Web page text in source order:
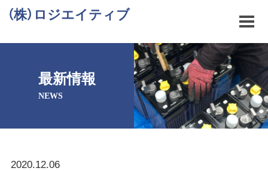
（株）ロジエイティブ
最新情報
NEWS
2020.12.06